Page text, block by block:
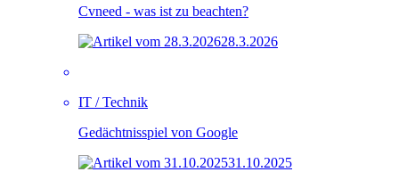
Cvneed - was ist zu beachten?
28.3.2026
IT / Technik
Gedächtnisspiel von Google
31.10.2025